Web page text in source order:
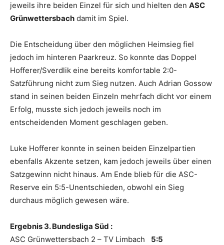
jeweils ihre beiden Einzel für sich und hielten den ASC
Grünwettersbach damit im Spiel.
Die Entscheidung über den möglichen Heimsieg fiel
jedoch im hinteren Paarkreuz. So konnte das Doppel
Hofferer/Sverdlik eine bereits komfortable 2:0-
Satzführung nicht zum Sieg nutzen. Auch Adrian Gossow
stand in seinen beiden Einzeln mehrfach dicht vor einem
Erfolg, musste sich jedoch jeweils noch im
entscheidenden Moment geschlagen geben.
Luke Hofferer konnte in seinen beiden Einzelpartien
ebenfalls Akzente setzen, kam jedoch jeweils über einen
Satzgewinn nicht hinaus. Am Ende blieb für die ASC-
Reserve ein 5:5-Unentschieden, obwohl ein Sieg
durchaus möglich gewesen wäre.
Ergebnis 3. Bundesliga Süd :
ASC Grünwettersbach 2 – TV Limbach 5:5